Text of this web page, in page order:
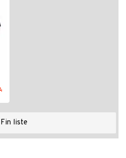
Fin liste